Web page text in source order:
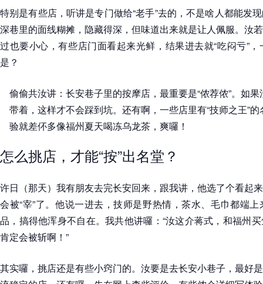
特别是有些店，听讲是专门做给“老手”去的，不是啥人都能发
深巷里的面线糊摊，隐藏得深，但味道出来就是让人佩服。汝
过也要小心，有些店门面看起来光鲜，结果进去就“吃闷亏”
是？
偷偷共汝讲：长安巷子里的按摩店，最重要是“侬荐侬”。如
带着，这样才不会踩到坑。还有啊，一些店里有“技师之王”
验就差伓多像福州夏天喝冻乌龙茶，爽囉！
怎么挑店，才能“按”出名堂？
许日（那天）我有朋友去完长安回来，跟我讲，他选了个看起
会被“宰”了。他说一进去，技师是野热情，茶水、毛巾都端
品，搞得他浑身不自在。我共他讲囉：“汝这介蒋式，和福州
肯定会被斩啊！”
其实囉，挑店还是有些小窍门的。汝要是去长安小巷子，最好